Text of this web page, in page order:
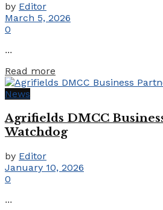
by Editor
March 5, 2026
0
...
Read more
News
Agrifields DMCC
Watchdog
by Editor
January 10, 2026
0
...